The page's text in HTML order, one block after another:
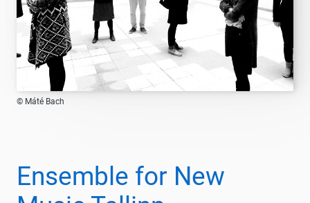
© Máté Bach
Ensemble for New